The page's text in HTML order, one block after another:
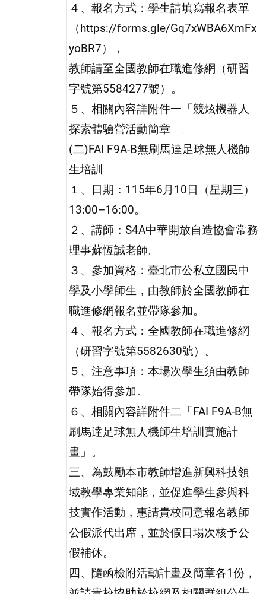
４、報名方式：學生請填寫報名表單
（https://forms.gle/Gq7xWBA6XmFx
yoBR7），
教師請至全國教師在職進修網（研習
字號第5584277號）。
５、相關內容詳附件一「競炫機器人
探索體驗營活動簡章」。
(二)FAI F9A-B無刷馬達足球無人機師
生培訓
１、日期：115年6月10日（星期三）
13:00–16:00。
２、講師：S4A中華開放自造協會常務
理事蘇恆誠老師。
３、參加資格：臺北市公私立國民中
學及小學師生，由教師於全國教師在
職進修網報名並帶隊參加。
４、報名方式：全國教師在職進修網
（研習字號第5582630號）。
５、注意事項：本場次學生須由教師
帶隊始得參加。
６、相關內容詳附件二「FAI F9A-B無
刷馬達足球無人機師生培訓實施計
畫」。
三、為鼓勵本市教師增進新興科技領
域教學專業知能，並促進學生參與科
技實作活動，惠請貴校同意報名教師
公假派代出席，並於假日場次核予公
假補休。
四、隨函檢附活動計畫及簡章各1份，